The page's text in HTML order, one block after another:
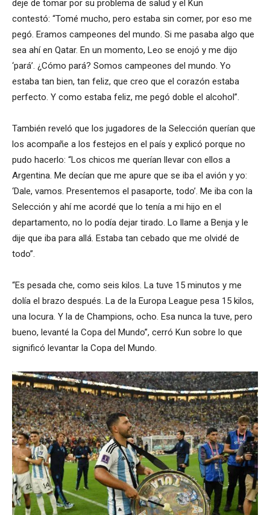
deje de tomar por su problema de salud y el Kun
contestó: “Tomé mucho, pero estaba sin comer, por eso me
pegó. Eramos campeones del mundo. Si me pasaba algo que
sea ahí en Qatar. En un momento, Leo se enojó y me dijo
‘pará’. ¿Cómo pará? Somos campeones del mundo. Yo
estaba tan bien, tan feliz, que creo que el corazón estaba
perfecto. Y como estaba feliz, me pegó doble el alcohol”.
También reveló que los jugadores de la Selección querían que
los acompañe a los festejos en el país y explicó porque no
pudo hacerlo: “Los chicos me querían llevar con ellos a
Argentina. Me decían que me apure que se iba el avión y yo:
‘Dale, vamos. Presentemos el pasaporte, todo’. Me iba con la
Selección y ahí me acordé que lo tenía a mi hijo en el
departamento, no lo podía dejar tirado. Lo llame a Benja y le
dije que iba para allá. Estaba tan cebado que me olvidé de
todo”.
“Es pesada che, como seis kilos. La tuve 15 minutos y me
dolía el brazo después. La de la Europa League pesa 15 kilos,
una locura. Y la de Champions, ocho. Esa nunca la tuve, pero
bueno, levanté la Copa del Mundo”, cerró Kun sobre lo que
significó levantar la Copa del Mundo.